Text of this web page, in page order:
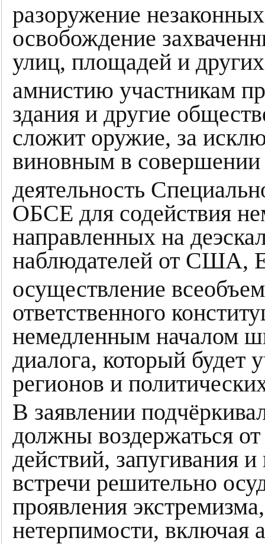
разоружение
освобождение
улиц, площадей и
амнистию участникам
здания и другие
сложит оружие, за
виновным в совершении
деятельность
ОБСЕ для содействия
направленных на
наблюдателей от США,
осуществление
ответственного
немедленным началом
диалога, который будет
регионов и
В заявлении
должны воздержаться
действий, запугивания
встречи решительно
проявления
нетерпимости, включая